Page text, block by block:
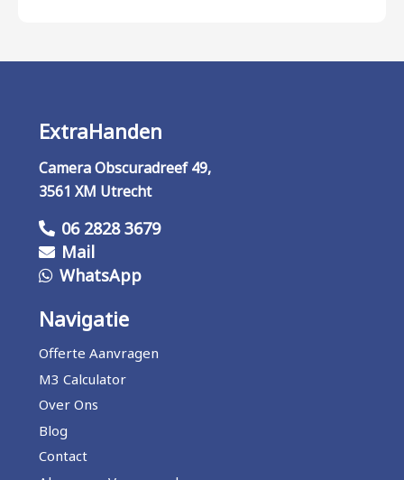
ExtraHanden
Camera Obscuradreef 49,
3561 XM Utrecht
06 2828 3679
Mail
WhatsApp
Navigatie
Offerte Aanvragen
M3 Calculator
Over Ons
Blog
Contact